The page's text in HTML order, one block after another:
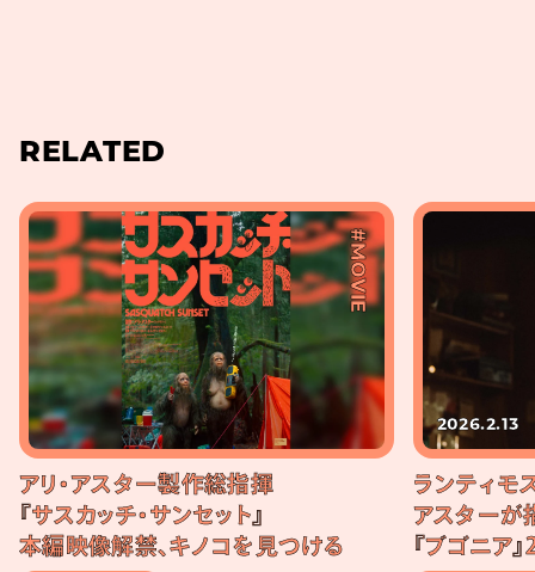
RELATED
#MOVIE
アリ・アスター製作総指揮
『サスカッチ・サンセット』
本編映像解禁、キノコを見つける
2026.2.13
ランティモ
アスターが
『ブゴニア